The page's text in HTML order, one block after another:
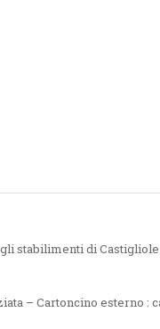
stabilimenti di Castigliole
– Cartoncino esterno :